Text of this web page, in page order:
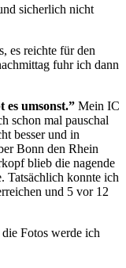
sicherlich nicht
es reichte für den
fuhr ich dann
es umsonst.” Mein IC
schon mal pauschal
besser und in
Bonn den Rhein
blieb die nagende
Tatsächlich konnte ich
und 5 vor 12
Fotos werde ich